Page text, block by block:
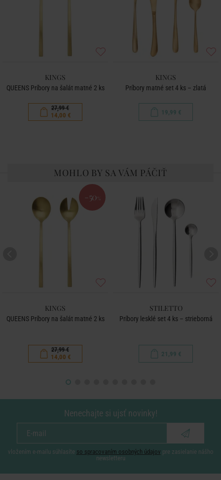
KINGS
QUEENS Príbory na šalát matné 2 ks
27,99 €
14,00 €
KINGS
Príbory matné set 4 ks – zlatá
19,99 €
MOHLO BY SA VÁM PÁČIŤ
-50 %
KINGS
QUEENS Príbory na šalát matné 2 ks
27,99 €
14,00 €
STILETTO
Príbory lesklé set 4 ks – strieborná
21,99 €
Nenechajte si ujsť novinky!
vložením e-mailu súhlasíte so spracovaním osobných údajov pre zasielanie nášho
newsletteru